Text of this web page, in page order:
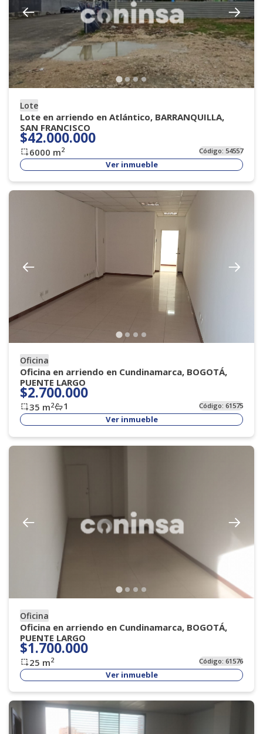
Lote
Lote en arriendo en Atlántico, BARRANQUILLA,
SAN FRANCISCO
$42.000.000
6000 m2 Código: 54557
Ver inmueble
Oficina
Oficina en arriendo en Cundinamarca, BOGOTÁ,
PUENTE LARGO
$2.700.000
35 m2 1 Código:61575
Ver inmueble
Oficina
Oficina en arriendo en Cundinamarca, BOGOTÁ,
PUENTE LARGO
$1.700.000
25 m2 Código:61576
Ver inmueble